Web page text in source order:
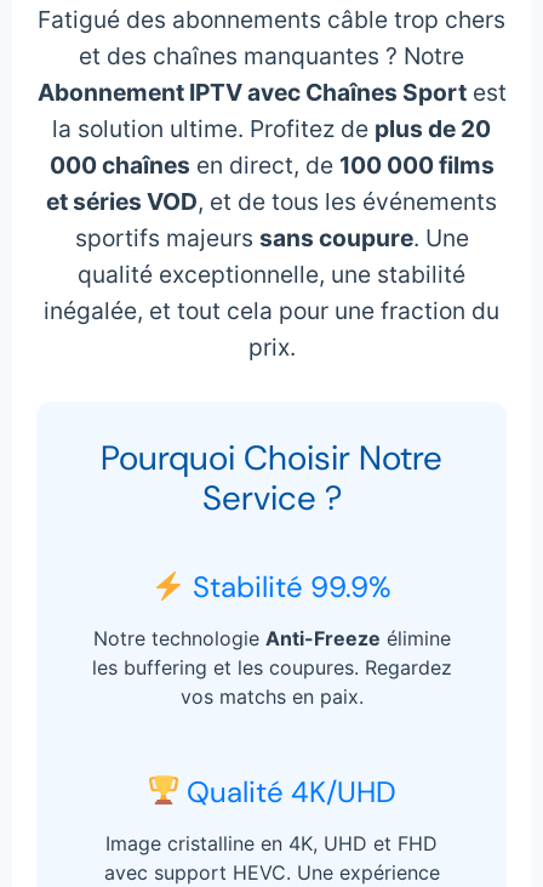
Fatigué des abonnements câble trop chers
et des chaînes manquantes ? Notre
Abonnement IPTV avec Chaînes Sportest
la solution ultime. Profitez de plus de 20
000 chaînes en direct, de 100 000 films
et séries VOD, et de tous les événements
sportifs majeurs sans coupure. Une
qualité exceptionnelle, une stabilité
inégalée, et tout cela pour une fraction du
prix.
Pourquoi Choisir Notre
Service ?
Stabilité 99.9%
Notre technologie Anti-Freeze élimine
les buffering et les coupures. Regardez
vos matchs en paix.
Qualité 4K/UHD
Image cristalline en 4K, UHD et FHD
avec support HEVC. Une expérience